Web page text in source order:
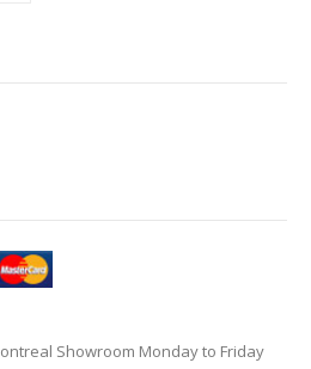
Showroom Monday to Friday